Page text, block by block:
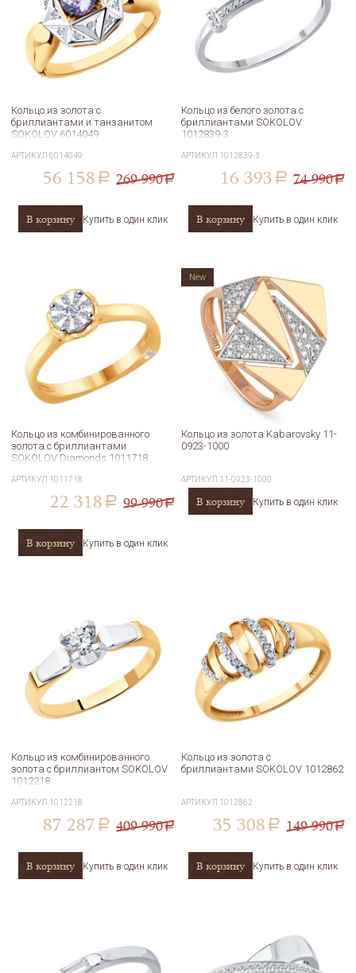
Кольцо из золота с
бриллиантами и танзанитом
SOKOLOV 6014049
АРТИКУЛ6014049
56 158 a 269 990a
В корзину Купить в один клик
Кольцо из белого золота с
бриллиантами SOKOLOV
1012839-3
АРТИКУЛ 1012839-3
16 393 a 74 990a
В корзину Купить в один клик
Кольцо из комбинированного
золота с бриллиантами
SOKOLOV Diamonds 1011718
АРТИКУЛ 1011718
22 318 a 99 990a
В корзину Купить в один клик
Кольцо из золота Kabarovsky 11-
0923-1000
АРТИКУЛ 11-0923-1000
В корзину Купить в один клик
New
Кольцо из комбинированного
золота с бриллиантом SOKOLOV
1012218
АРТИКУЛ 1012218
87 287 a 409 990a
В корзину Купить в один клик
Кольцо из золота с
бриллиантами SOKOLOV 1012862
АРТИКУЛ 1012862
35 308 a 149 990a
В корзину Купить в один клик